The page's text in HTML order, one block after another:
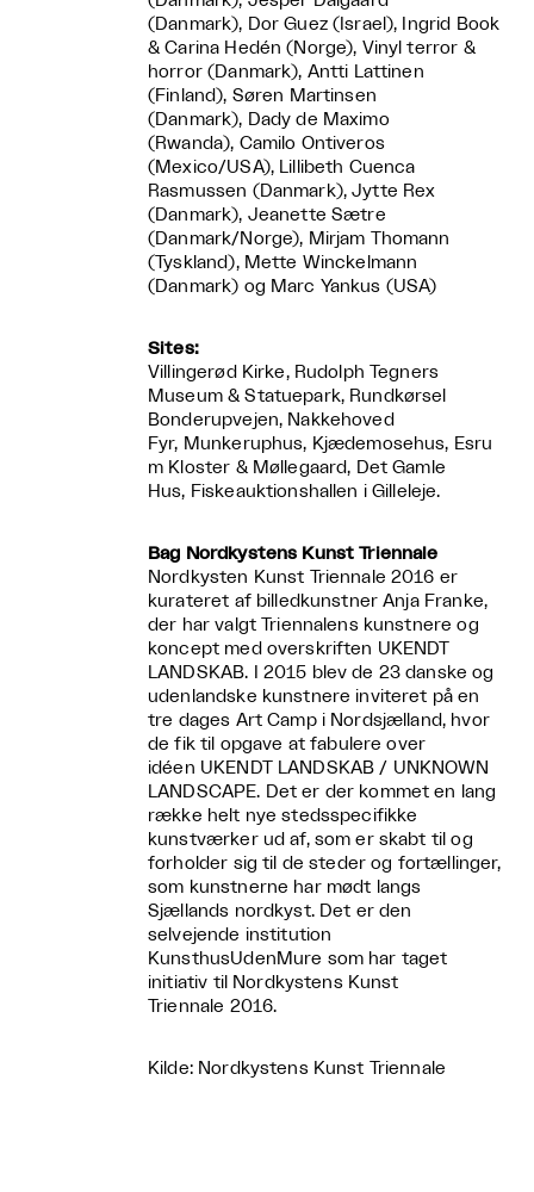
(Danmark), Dor Guez (Israel), Ingrid Book
& Carina Hedén (Norge), Vinyl terror &
horror (Danmark), Antti Lattinen
(Finland), Søren Martinsen
(Danmark), Dady de Maximo
(Rwanda), Camilo Ontiveros
(Mexico/USA), Lillibeth Cuenca
Rasmussen (Danmark), Jytte Rex
(Danmark), Jeanette Sætre
(Danmark/Norge), Mirjam Thomann
(Tyskland), Mette Winckelmann
(Danmark) og Marc Yankus (USA)
Sites:
Villingerød Kirke, Rudolph Tegners
Museum & Statuepark, Rundkørsel
Bonderupvejen, Nakkehoved
Fyr, Munkeruphus, Kjædemosehus, Esru
m Kloster & Møllegaard, Det Gamle
Hus, Fiskeauktionshallen i Gilleleje.
Bag Nordkystens Kunst Triennale
Nordkysten Kunst Triennale 2016 er
kurateret af billedkunstner Anja Franke,
der har valgt Triennalens kunstnere og
koncept med overskriften UKENDT
LANDSKAB. I 2015 blev de 23 danske og
udenlandske kunstnere inviteret på en
tre dages Art Camp i Nordsjælland, hvor
de fik til opgave at fabulere over
idéen UKENDT LANDSKAB / UNKNOWN
LANDSCAPE. Det er der kommet en lang
række helt nye stedsspecifikke
kunstværker ud af, som er skabt til og
forholder sig til de steder og fortællinger,
som kunstnerne har mødt langs
Sjællands nordkyst. Det er den
selvejende institution
KunsthusUdenMure som har taget
initiativ til Nordkystens Kunst
Triennale 2016.
Kilde: Nordkystens Kunst Triennale